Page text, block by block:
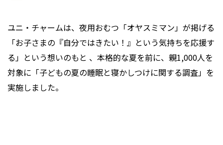
ユニ・チャームは、夜用おむつ「オヤスミマン」が掲げる
「お子さまの『自分ではきたい！』という気持ちを応援す
る」という想いのもと 、本格的な夏を前に、親1,000人を
対象に「子どもの夏の睡眠と寝かしつけに関する調査」を
実施しました。